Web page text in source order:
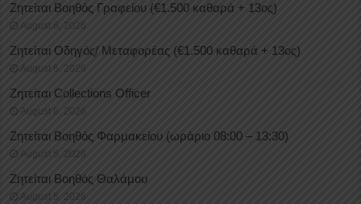
Ζητείται Βοηθός Γραφείου (€1.500 καθαρά + 13ος)
August 6, 2026
Ζητείται Οδηγός/ Μεταφορέας (€1.500 καθαρά + 13ος)
August 6, 2026
Ζητείται Collections Officer
August 6, 2026
Ζητείται Βοηθός Φαρμακείου (ωράριο 08:00 – 13:30)
August 5, 2026
Ζητείται Βοηθός Θαλάμου
August 5, 2026